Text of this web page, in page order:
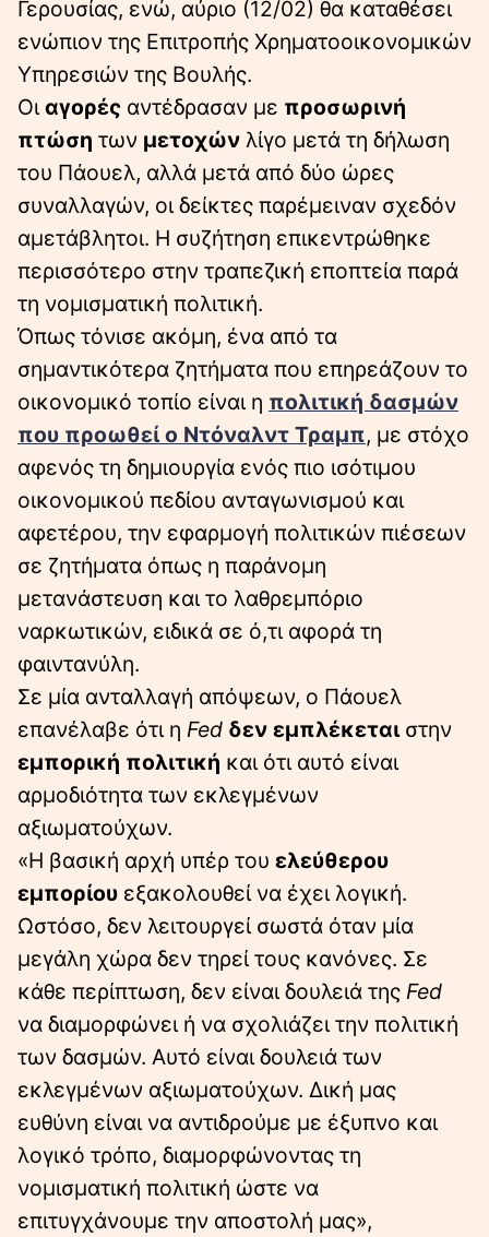
Γερουσίας, ενώ, αύριο (12/02) θα καταθέσει
ενώπιον της Επιτροπής Χρηματοοικονομικών
Υπηρεσιών της Βουλής.
Οι αγορές αντέδρασαν με προσωρινή
πτώση των μετοχών λίγο μετά τη δήλωση
του Πάουελ, αλλά μετά από δύο ώρες
συναλλαγών, οι δείκτες παρέμειναν σχεδόν
αμετάβλητοι. Η συζήτηση επικεντρώθηκε
περισσότερο στην τραπεζική εποπτεία παρά
τη νομισματική πολιτική.
Όπως τόνισε ακόμη, ένα από τα
σημαντικότερα ζητήματα που επηρεάζουν το
οικονομικό τοπίο είναι η πολιτική δασμών
που προωθεί ο Ντόναλντ Τραμπ, με στόχο
αφενός τη δημιουργία ενός πιο ισότιμου
οικονομικού πεδίου ανταγωνισμού και
αφετέρου, την εφαρμογή πολιτικών πιέσεων
σε ζητήματα όπως η παράνομη
μετανάστευση και το λαθρεμπόριο
ναρκωτικών, ειδικά σε ό,τι αφορά τη
φαιντανύλη.
Σε μία ανταλλαγή απόψεων, ο Πάουελ
επανέλαβε ότι η Fed δεν εμπλέκεται στην
εμπορική πολιτική και ότι αυτό είναι
αρμοδιότητα των εκλεγμένων
αξιωματούχων.
«Η βασική αρχή υπέρ του ελεύθερου
εμπορίου εξακολουθεί να έχει λογική.
Ωστόσο, δεν λειτουργεί σωστά όταν μία
μεγάλη χώρα δεν τηρεί τους κανόνες. Σε
κάθε περίπτωση, δεν είναι δουλειά της Fed
να διαμορφώνει ή να σχολιάζει την πολιτική
των δασμών. Αυτό είναι δουλειά των
εκλεγμένων αξιωματούχων. Δική μας
ευθύνη είναι να αντιδρούμε με έξυπνο και
λογικό τρόπο, διαμορφώνοντας τη
νομισματική πολιτική ώστε να
επιτυγχάνουμε την αποστολή μας»,